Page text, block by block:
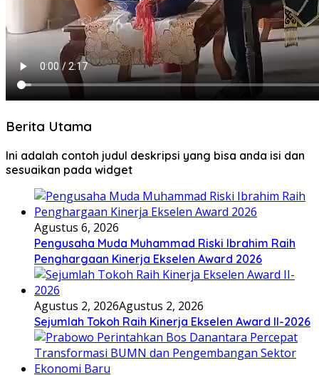
Berita Utama
Ini adalah contoh judul deskripsi yang bisa anda isi dan
sesuaikan pada widget
Agustus 6, 2026
Pengusaha Muda Muhammad Riski Ibrahim Raih
Penghargaan Kinerja Ekselen Award 2026
Agustus 2, 2026Agustus 2, 2026
Sejumlah Tokoh Raih Kinerja Ekselen Award II-2026